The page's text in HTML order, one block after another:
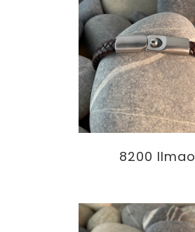
8200 Ilmao